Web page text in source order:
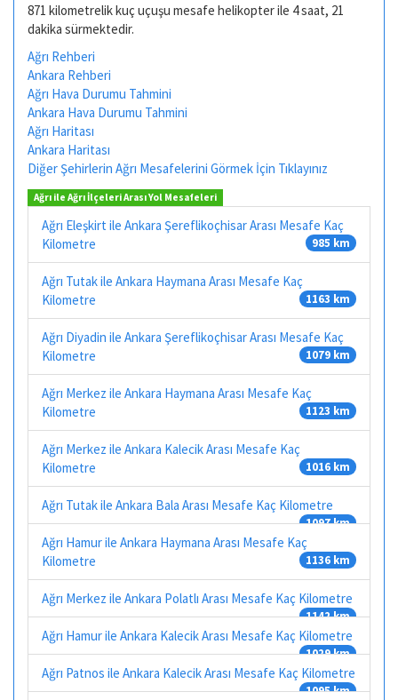
871 kilometrelik kuç uçuşu mesafe helikopter ile 4 saat, 21
dakika sürmektedir.
Ağrı Rehberi
Ankara Rehberi
Ağrı Hava Durumu Tahmini
Ankara Hava Durumu Tahmini
Ağrı Haritası
Ankara Haritası
Diğer Şehirlerin Ağrı Mesafelerini Görmek İçin Tıklayınız
Ağrı ile Ağrı İlçeleri Arası Yol Mesafeleri
Ağrı Eleşkirt ile Ankara Şereflikoçhisar Arası Mesafe Kaç
Kilometre
985 km
Ağrı Tutak ile Ankara Haymana Arası Mesafe Kaç
Kilometre
1163 km
Ağrı Diyadin ile Ankara Şereflikoçhisar Arası Mesafe Kaç
Kilometre
1079 km
Ağrı Merkez ile Ankara Haymana Arası Mesafe Kaç
Kilometre
1123 km
Ağrı Merkez ile Ankara Kalecik Arası Mesafe Kaç
Kilometre
1016 km
Ağrı Tutak ile Ankara Bala Arası Mesafe Kaç Kilometre
1097 km
Ağrı Hamur ile Ankara Haymana Arası Mesafe Kaç
Kilometre
1136 km
Ağrı Merkez ile Ankara Polatlı Arası Mesafe Kaç Kilometre
1142 km
Ağrı Hamur ile Ankara Kalecik Arası Mesafe Kaç Kilometre
1029 km
Ağrı Patnos ile Ankara Kalecik Arası Mesafe Kaç Kilometre
1095 km